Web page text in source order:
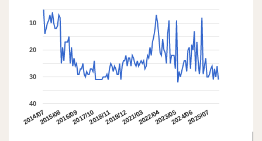
2014/072015/082016/092017/102018/112019/122021/032022/042023/052024/062025/07
10
20
30
40